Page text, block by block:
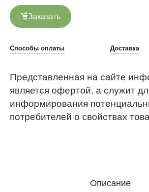
Заказать
Способы оплаты Доставка
Представленная на сайте
является офертой, а служит
информирования
потребителей о свойствах
Описание